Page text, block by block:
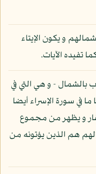
و يكون الإيتاء
تفيده الآيات.
بالشمال - و هي التي في
في سورة الإسراء أيضا
و يظهر من مجموع
هم الذين يؤتونه من